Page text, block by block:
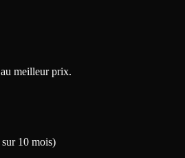
meilleur prix.
10 mois)